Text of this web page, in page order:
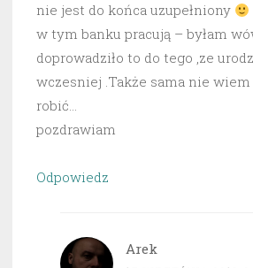
nie jest do końca uzupełniony
w tym banku pracują – byłam
doprowadziło to do tego ,ze
wczesniej .Także sama nie
robić…
pozdrawiam
Odpowiedz
Arek